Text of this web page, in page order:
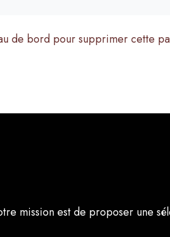
de bord pour supprimer cette
mission est de proposer une